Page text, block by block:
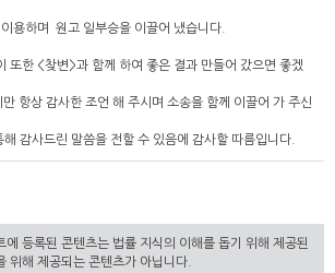
용하며 원고 일부승을 이끌어 냈습니다.
또한 <찾변>과 함께 하여 좋은 결과 만들어 갔으면 좋겠
항상 감사한 조언 해 주시며 소송을 함께 이끌어 가 주신
감사드린 말씀을 전할 수 있음에 감사할 따름입니다.
에 등록된 콘텐츠는 법률 지식의 이해를 돕기 위해 제공된
위해 제공되는 콘텐츠가 아닙니다.